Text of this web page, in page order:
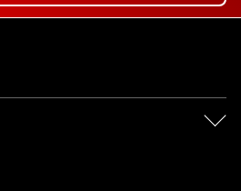
de Vodafone